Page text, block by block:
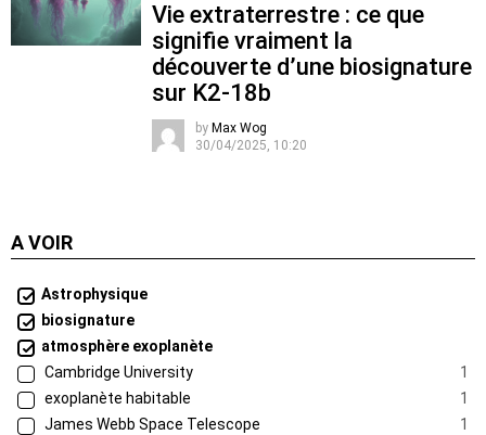
Vie extraterrestre : ce que
signifie vraiment la
découverte d’une biosignature
sur K2-18b
by Max Wog
30/04/2025, 10:20
A VOIR
Astrophysique
biosignature
atmosphère exoplanète
Cambridge University
1
exoplanète habitable
1
James Webb Space Telescope
1